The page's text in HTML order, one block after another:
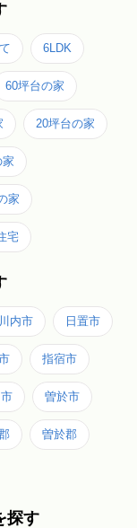
6LDK
60坪台の家
20坪台の家
家
宅
内市 日置市
指宿市
曽於市
曽於郡
探す